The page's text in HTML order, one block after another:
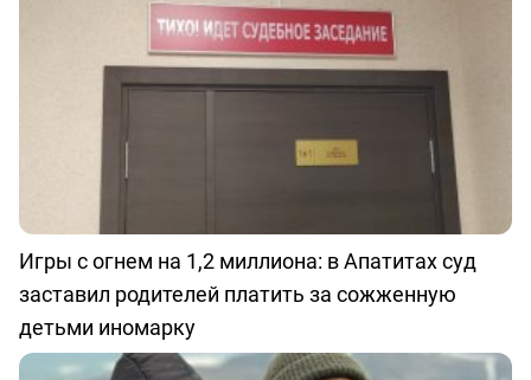
Игры с огнем на 1,2 миллиона: в Апатитах суд
заставил родителей платить за сожженную
детьми иномарку